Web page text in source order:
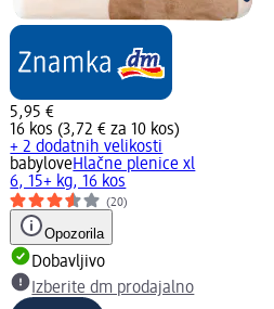
5,95 €
16 kos (3,72 € za 10 kos)
+ 2 dodatnih velikosti
babyloveHlačne plenice xl
6, 15+ kg, 16 kos
(20)
Opozorila
Dobavljivo
Izberite dm prodajalno